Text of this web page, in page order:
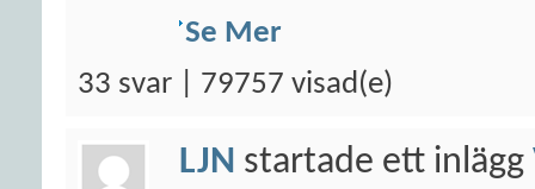
Se Mer
33 svar | 79757 visad(e)
LJN startade ett inlägg